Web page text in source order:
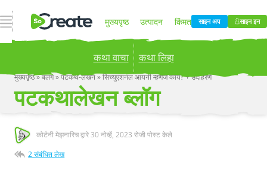
ओपन नेव्हिगेशन मुख्यपृष्ठ उत्पादन किंमत
ब्लॉग कंपनी
साइन अप साइन इन
कथा वाचा कथा लिहा
Publish your stories to a global audience.
now!
मुख्यपृष्ठ»बलग»पटकथ-लखन»सिच्युएशनल आयर्नी म्हणजे काय? + उदाहरणे
पटकथालेखन ब्लॉग
कोर्टनी मेझनारिच द्वारे30 नोव्हें, 2023 रोजी पोस्ट केले
2 संबंधित लेख